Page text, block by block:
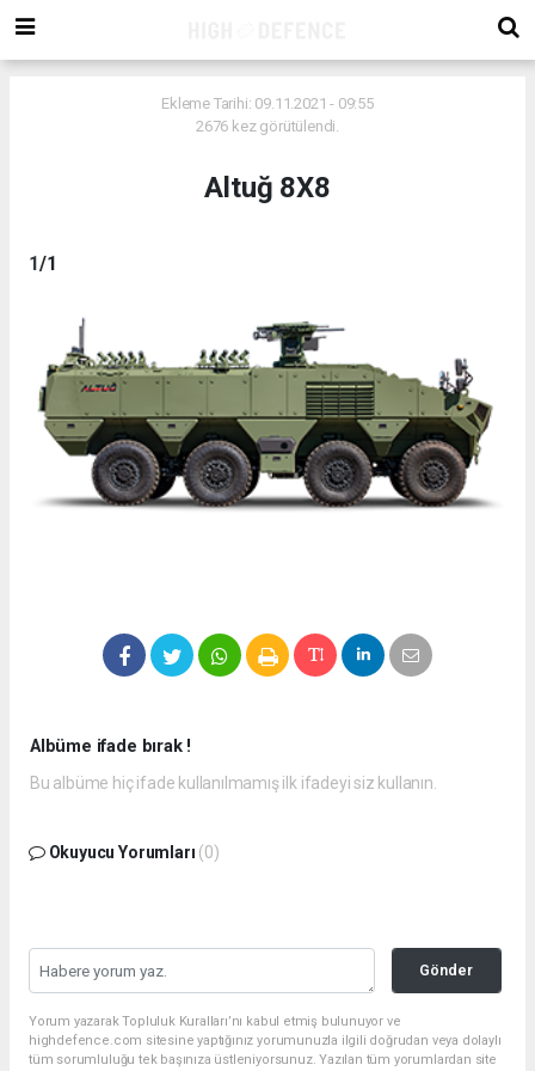
Ekleme Tarihi: 09.11.2021 - 09:55
2676 kez görütülendi.
Altuğ 8X8
1/1
Albüme ifade bırak !
Bu albüme hiç ifade kullanılmamış ilk ifadeyi siz kullanın.
Okuyucu Yorumları (0)
Gönder
Yorum yazarak Topluluk Kuralları’nı kabul etmiş bulunuyor ve
highdefence.com sitesine yaptığınız yorumunuzla ilgili doğrudan veya dolaylı
tüm sorumluluğu tek başınıza üstleniyorsunuz. Yazılan tüm yorumlardan site